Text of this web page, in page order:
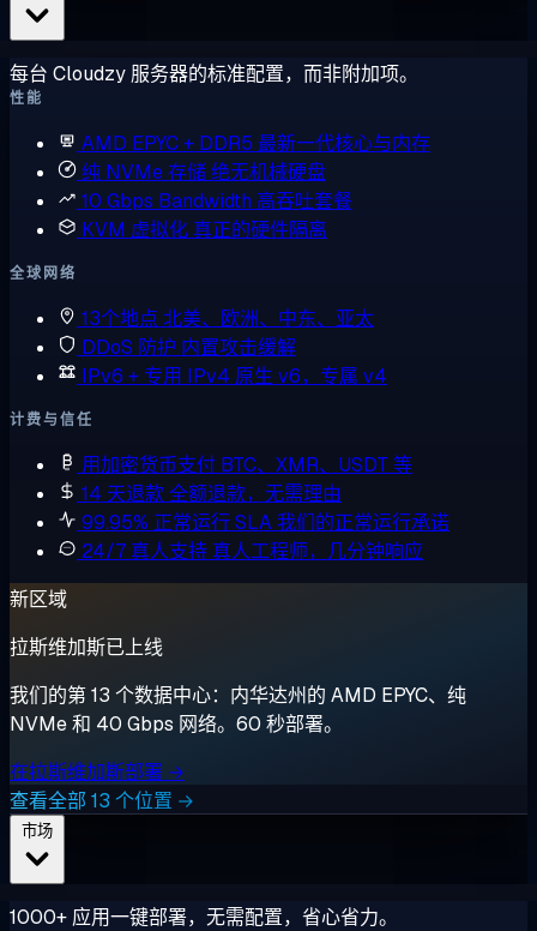
每台 Cloudzy 服务器的标准配置，而非附加项。
性能
AMD EPYC + DDR5 最新一代核心与内存
纯 NVMe 存储绝无机械硬盘
10 Gbps Bandwidth 高吞吐套餐
KVM 虚拟化 真正的硬件隔离
全球网络
13个地点 北美、欧洲、中东、亚太
DDoS 防护 内置攻击缓解
IPv6 + 专用 IPv4 原生 v6，专属 v4
计费与信任
用加密货币支付 BTC、XMR、USDT 等
14 天退款全额退款，无需理由
99.95% 正常运行 SLA我们的正常运行承诺
24/7 真人支持 真人工程师，几分钟响应
新区域
拉斯维加斯已上线
我们的第 13 个数据中心：内华达州的 AMD EPYC、纯
NVMe 和 40 Gbps 网络。60 秒部署。
在拉斯维加斯部署 →
查看全部 13 个位置 →
1000+ 应用一键部署，无需配置，省心省力。